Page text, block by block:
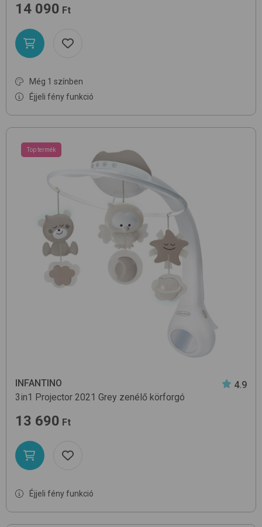
14 090 Ft
Még 1 színben
Éjjeli fény funkció
Top termék
INFANTINO
4.9
3in1 Projector 2021 Grey zenélő körforgó
13 690 Ft
Éjjeli fény funkció